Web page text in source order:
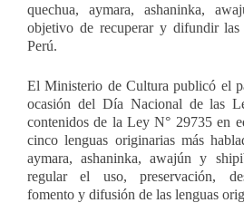
quechua, aymara, ashaninka,
objetivo de recuperar y difundir las
Perú.
El Ministerio de Cultura publicó el
ocasión del Día Nacional de las
contenidos de la Ley N° 29735 en
cinco lenguas originarias más
aymara, ashaninka, awajún y
regular el uso, preservación,
fomento y difusión de las lenguas